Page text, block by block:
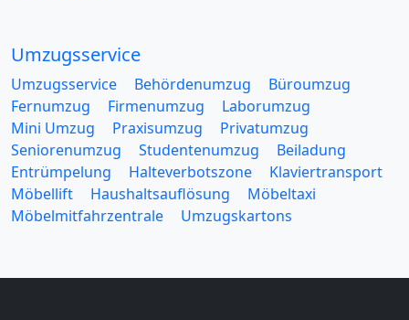
Umzugsservice
Umzugsservice Behördenumzug
Büroumzug
Fernumzug
Firmenumzug
Laborumzug
Mini Umzug
Praxisumzug
Privatumzug
Seniorenumzug
Studentenumzug
Beiladung
Entrümpelung
Halteverbotszone
Klaviertransport
Möbellift
Haushaltsauflösung
Möbeltaxi
Möbelmitfahrzentrale
Umzugskartons